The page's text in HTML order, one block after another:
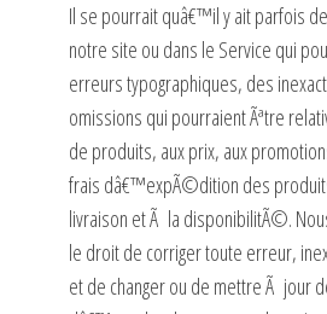
Il se pourrait quâ€™il y ait parfois
notre site ou dans le Service qui
erreurs typographiques, des
omissions qui pourraient Ãªtre
de produits, aux prix, aux
frais dâ€™expÃ©dition des
livraison et Ã la disponibilitÃ©.
le droit de corriger toute erreur,
et de changer ou de mettre Ã jour